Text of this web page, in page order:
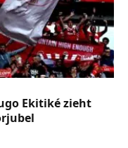
Ekitiké zieht